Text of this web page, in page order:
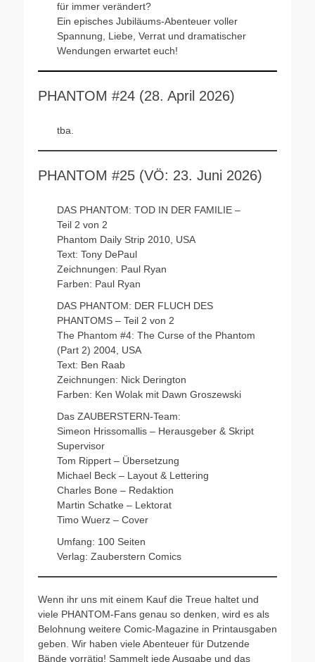
für immer verändert?
Ein episches Jubiläums-Abenteuer voller
Spannung, Liebe, Verrat und dramatischer
Wendungen erwartet euch!
PHANTOM #24 (28. April 2026)
tba.
PHANTOM #25 (VÖ: 23. Juni 2026)
DAS PHANTOM: TOD IN DER FAMILIE –
Teil 2 von 2
Phantom Daily Strip 2010, USA
Text: Tony DePaul
Zeichnungen: Paul Ryan
Farben: Paul Ryan
DAS PHANTOM: DER FLUCH DES
PHANTOMS – Teil 2 von 2
The Phantom #4: The Curse of the Phantom
(Part 2) 2004, USA
Text: Ben Raab
Zeichnungen: Nick Derington
Farben: Ken Wolak mit Dawn Groszewski
Das ZAUBERSTERN-Team:
Simeon Hrissomallis – Herausgeber & Skript
Supervisor
Tom Rippert – Übersetzung
Michael Beck – Layout & Lettering
Charles Bone – Redaktion
Martin Schatke – Lektorat
Timo Wuerz – Cover
Umfang: 100 Seiten
Verlag: Zauberstern Comics
Wenn ihr uns mit einem Kauf die Treue haltet und
viele PHANTOM-Fans genau so denken, wird es als
Belohnung weitere Comic-Magazine in Printausgaben
geben. Wir haben viele Abenteuer für Dutzende
Bände vorrätig! Sammelt jede Ausgabe und das